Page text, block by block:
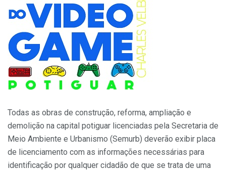
Todas as obras de construção, reforma, ampliação e
demolição na capital potiguar licenciadas pela Secretaria de
Meio Ambiente e Urbanismo (Semurb) deverão exibir placa
de licenciamento com as informações necessárias para
identificação por qualquer cidadão de que se trata de uma